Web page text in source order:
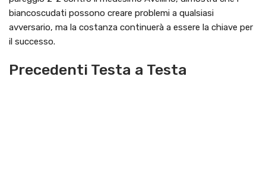
biancoscudati possono creare problemi a qualsiasi
avversario, ma la costanza continuerà a essere la chiave per
il successo.
Precedenti Testa a Testa